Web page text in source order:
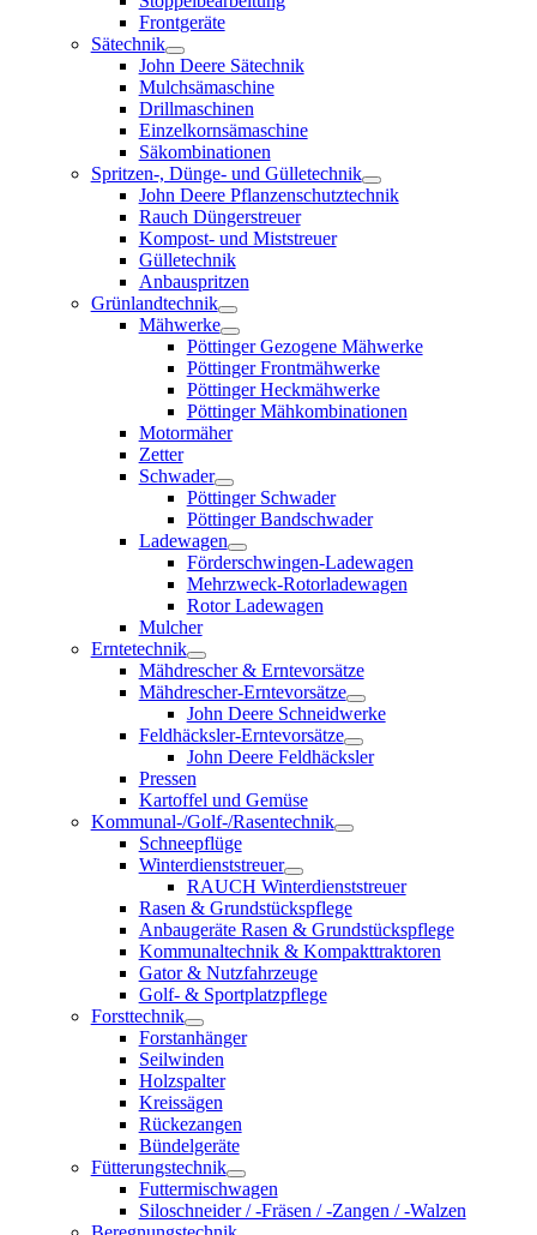
Frontgeräte
Sätechnik
John Deere Sätechnik
Mulchsämaschine
Drillmaschinen
Einzelkornsämaschine
Säkombinationen
Spritzen-, Dünge- und Gülletechnik
John Deere Pflanzenschutztechnik
Rauch Düngerstreuer
Kompost- und Miststreuer
Gülletechnik
Anbauspritzen
Grünlandtechnik
Mähwerke
Pöttinger Gezogene Mähwerke
Pöttinger Frontmähwerke
Pöttinger Heckmähwerke
Pöttinger Mähkombinationen
Motormäher
Zetter
Schwader
Pöttinger Schwader
Pöttinger Bandschwader
Ladewagen
Förderschwingen-Ladewagen
Mehrzweck-Rotorladewagen
Rotor Ladewagen
Mulcher
Erntetechnik
Mähdrescher & Erntevorsätze
Mähdrescher-Erntevorsätze
John Deere Schneidwerke
Feldhäcksler-Erntevorsätze
John Deere Feldhäcksler
Pressen
Kartoffel und Gemüse
Kommunal-/Golf-/Rasentechnik
Schneepflüge
Winterdienststreuer
RAUCH Winterdienststreuer
Rasen & Grundstückspflege
Anbaugeräte Rasen & Grundstückspflege
Kommunaltechnik & Kompakttraktoren
Gator & Nutzfahrzeuge
Golf- & Sportplatzpflege
Forsttechnik
Forstanhänger
Seilwinden
Holzspalter
Kreissägen
Rückezangen
Bündelgeräte
Fütterungstechnik
Futtermischwagen
Siloschneider / -Fräsen / -Zangen / -Walzen